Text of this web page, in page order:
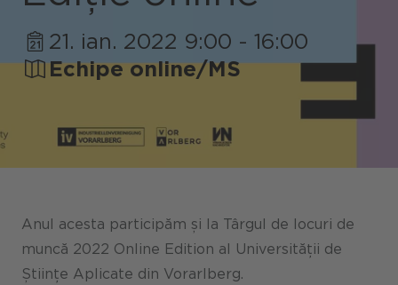
Portaluri / Magazine / Piață
Presă
Evenimente
Podcast
Sustenabilitate CANCOM SE
21. ian. 2022 9:00 - 16:00
Echipe online/MS
Anul acesta participăm și la Târgul de locuri de
muncă 2022 Online Edition al Universității de
Științe Aplicate din Vorarlberg.